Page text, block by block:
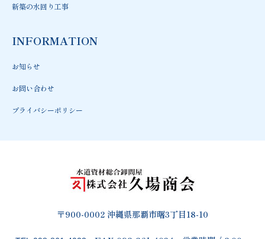
新築の水回り工事
INFORMATION
お知らせ
お問い合わせ
プライバシーポリシー
〒900-0002 沖縄県那覇市曙3丁目18-10